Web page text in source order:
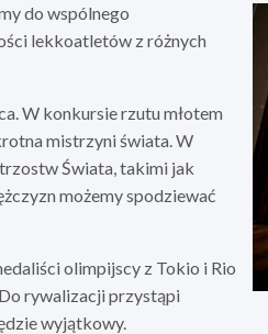
do wspólnego
lekkoatletów z różnych
W konkursie rzutu młotem
mistrzyni świata. W
Świata, takimi jak
możemy spodziewać
olimpijscy z Tokio i Rio
rywalizacji przystąpi
wyjątkowy.